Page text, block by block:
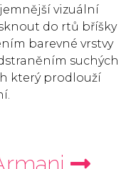
vizuální
do rtů bříšky
barevné vrstvy
suchých
který prodlouží